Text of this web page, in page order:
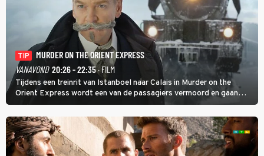
TIP
MURDER ON THE ORIENT EXPRESS
VANAVOND 20:26 - 22:35· FILM
Tijdens een treinrit van Istanboel naar Calais in Murder on the
Orient Express wordt een van de passagiers vermoord en gaan
detective Hercule Poirot en zijn snor uitzoeken wie van de andere
treinreizigers de dader is.